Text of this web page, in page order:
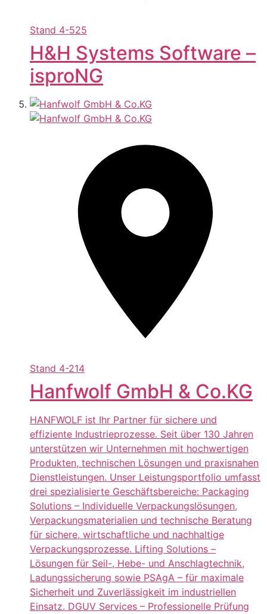
Stand 4-525
H&H Systems Software –
isproNG
Stand 4-214
Hanfwolf GmbH & Co.KG
HANFWOLF ist Ihr Partner für sichere und
effiziente Industrieprozesse. Seit über 130 Jahren
unterstützen wir Unternehmen mit hochwertigen
Produkten, technischen Lösungen und praxisnahen
Dienstleistungen. Unser Leistungsportfolio umfasst
drei spezialisierte Geschäftsbereiche: Packaging
Solutions – Individuelle Verpackungslösungen,
Verpackungsmaterialien und technische Beratung
für sichere, wirtschaftliche und nachhaltige
Verpackungsprozesse. Lifting Solutions –
Lösungen für Seil-, Hebe- und Anschlagtechnik,
Ladungssicherung sowie PSAgA – für maximale
Sicherheit und Zuverlässigkeit im industriellen
Einsatz. DGUV Services – Professionelle Prüfung